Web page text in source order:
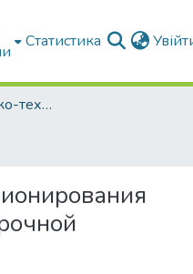
Статистика
Факультет Механіко-технологічний